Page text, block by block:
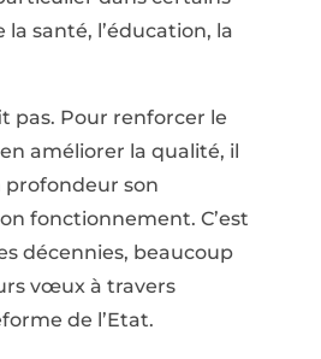
santé, l’éducation, la
pas. Pour renforcer le
améliorer la qualité, il
son
fonctionnement. C’est
décennies, beaucoup
vœux à travers
de l’Etat.